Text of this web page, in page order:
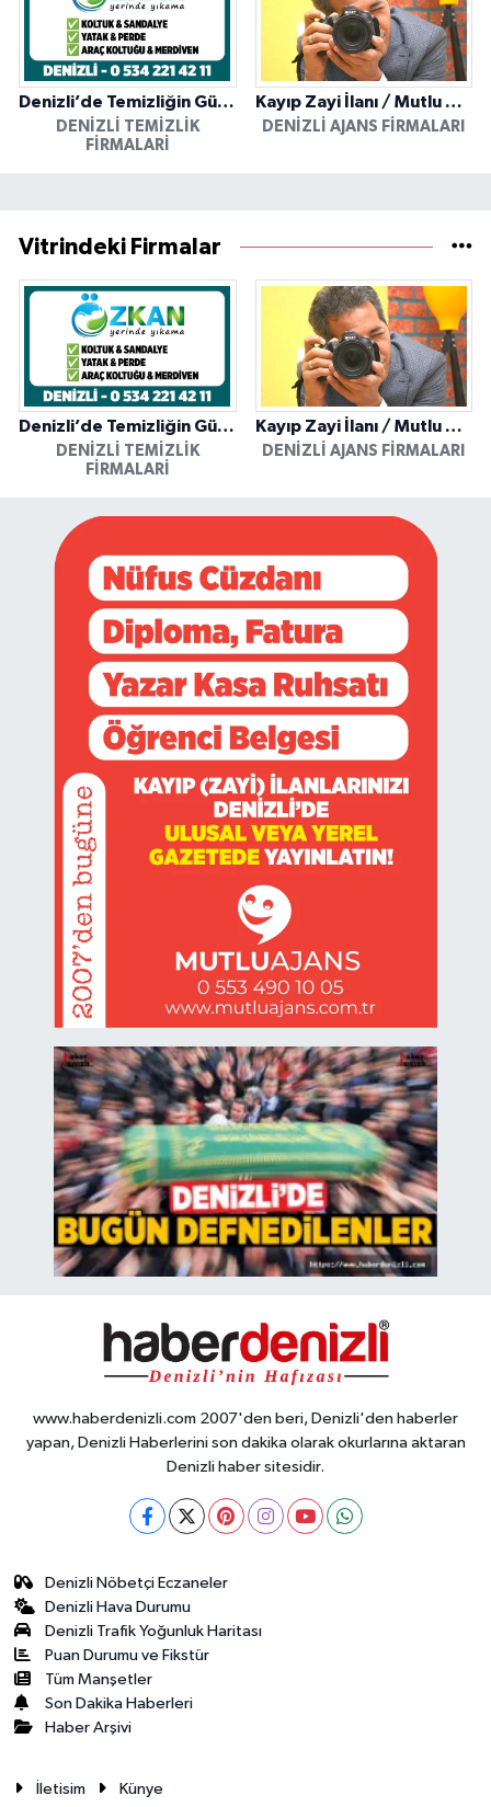
Denizli’de Temizliğin Güvenilir Adresi: Özkan Yerinde Yıkama
DENIZLI TEMIZLIK
FIRMALARI
Kayıp Zayi İlanı / Mutlu Ajans / Denizli
DENIZLI AJANS FIRMALARI
Vitrindeki Firmalar
Denizli’de Temizliğin Güvenilir Adresi: Özkan Yerinde Yıkama
DENIZLI TEMIZLIK
FIRMALARI
Kayıp Zayi İlanı / Mutlu Ajans / Denizli
DENIZLI AJANS FIRMALARI
www.haberdenizli.com 2007'den beri, Denizli'den haberler
yapan, Denizli Haberlerini son dakika olarak okurlarına aktaran
Denizli haber sitesidir.
Denizli Nöbetçi Eczaneler
Denizli Hava Durumu
Denizli Trafik Yoğunluk Haritası
Puan Durumu ve Fikstür
Tüm Manşetler
Son Dakika Haberleri
Haber Arşivi
İletisim Künye